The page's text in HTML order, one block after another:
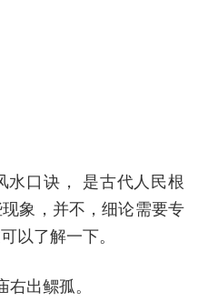
水口诀， 是古代人民根
象，并不，细论需要专
以了解一下。
出鳏孤。